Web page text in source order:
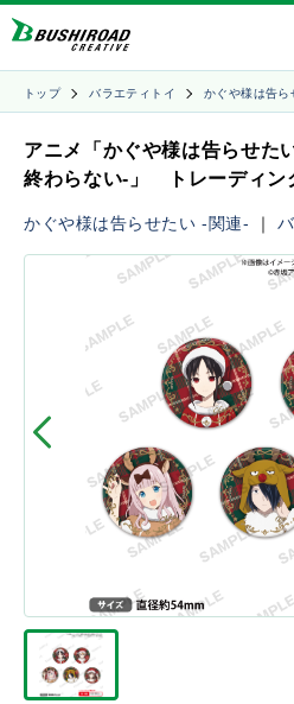
トップ バラエティトイ かぐや様は告ら
アニメ「かぐや様は告らせた
終わらない-」 トレーディン
かぐや様は告らせたい -関連- ｜